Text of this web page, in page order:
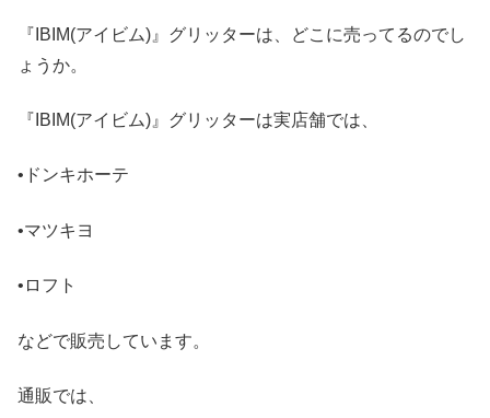
『IBIM(アイビム)』グリッターは、どこに売ってるのでし
ょうか。
『IBIM(アイビム)』グリッターは実店舗では、
•ドンキホーテ
•マツキヨ
•ロフト
などで販売しています。
通販では、